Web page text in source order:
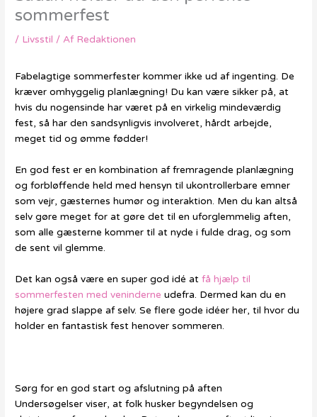
sommerfest
/ Livsstil / Af Redaktionen
Fabelagtige sommerfester kommer ikke ud af ingenting. De
kræver omhyggelig planlægning! Du kan være sikker på, at
hvis du nogensinde har været på en virkelig mindeværdig
fest, så har den sandsynligvis involveret, hårdt arbejde,
meget tid og ømme fødder!
En god fest er en kombination af fremragende planlægning
og forbløffende held med hensyn til ukontrollerbare emner
som vejr, gæsternes humør og interaktion. Men du kan altså
selv gøre meget for at gøre det til en uforglemmelig aften,
som alle gæsterne kommer til at nyde i fulde drag, og som
de sent vil glemme.
Det kan også være en super god idé at få hjælp til
sommerfesten med veninderne udefra. Dermed kan du en
højere grad slappe af selv. Se flere gode idéer her, til hvor du
holder en fantastisk fest henover sommeren.
Sørg for en god start og afslutning på aften
Undersøgelser viser, at folk husker begyndelsen og